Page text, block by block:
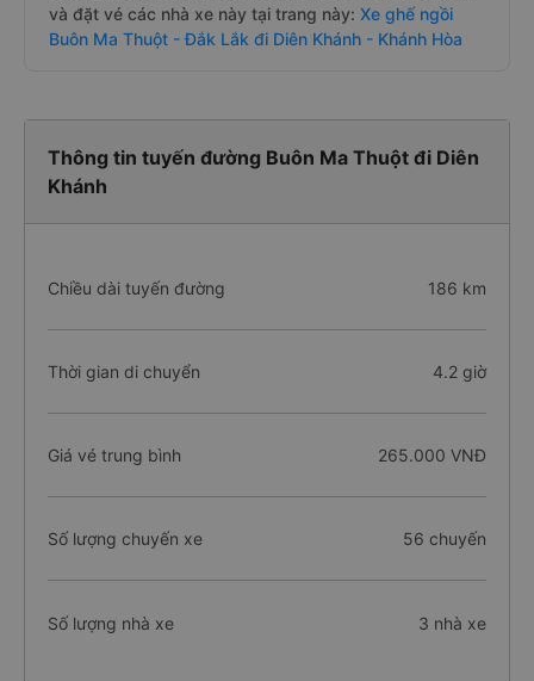
và đặt vé các nhà xe này tại trang này: Xe ghế ngồi
Buôn Ma Thuột - Đắk Lắk đi Diên Khánh - Khánh Hòa
Thông tin tuyến đường Buôn Ma Thuột đi Diên
Khánh
Chiều dài tuyến đường 186 km
Thời gian di chuyển 4.2 giờ
Giá vé trung bình 265.000 VNĐ
Số lượng chuyến xe 56 chuyến
Số lượng nhà xe 3 nhà xe